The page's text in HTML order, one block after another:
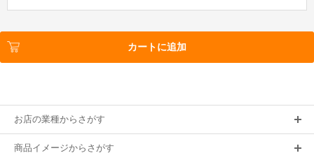
カートに追加
お店の業種からさがす
商品イメージからさがす